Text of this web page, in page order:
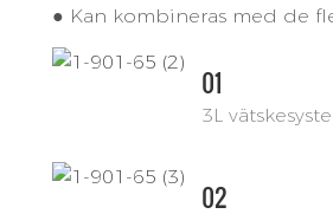
● Kan kombineras med de
01
3L
02